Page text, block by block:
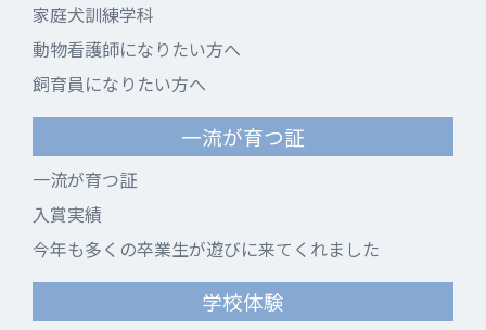
家庭犬訓練学科
動物看護師になりたい方へ
飼育員になりたい方へ
一流が育つ証
一流が育つ証
入賞実績
今年も多くの卒業生が遊びに来てくれました
学校体験